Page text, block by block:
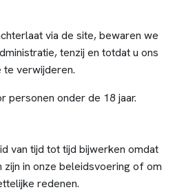
via de site, bewaren we
tenzij en totdat u ons
verwijderen.
personen onder de 18 jaar.
van tijd tot tijd bijwerken omdat
in onze beleidsvoering of om
redenen.